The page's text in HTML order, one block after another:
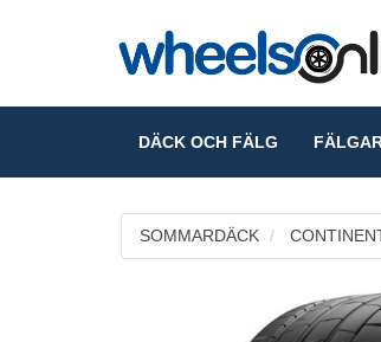
DÄCK OCH FÄLG
SOMMARDÄCK